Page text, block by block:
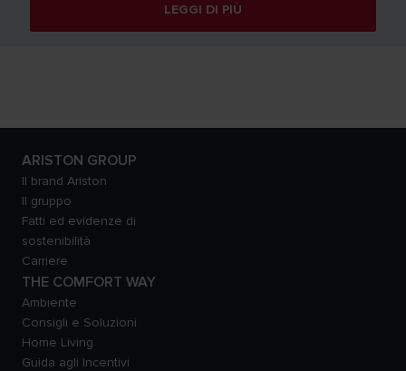
LEGGI DI PIÙ
ARISTON GROUP
Il brand Ariston
Il gruppo
Fatti ed evidenze di
sostenibilità
Carriere
THE COMFORT WAY
Ambiente
Consigli e Soluzioni
Home Living
Guida agli Incentivi